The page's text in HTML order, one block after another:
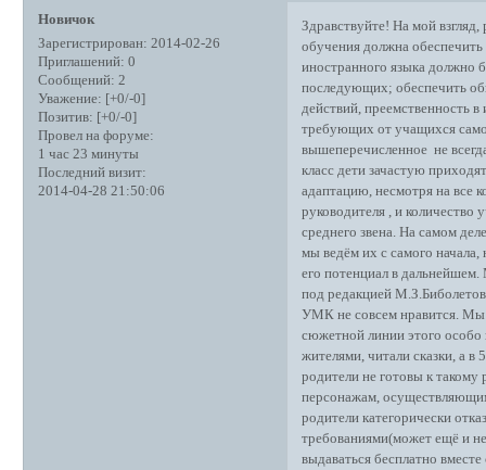
Новичок
Зарегистрирован: 2014-02-26
Приглашений: 0
Сообщений: 2
Уважение: [+0/-0]
Позитив: [+0/-0]
Провел на форуме:
1 час 23 минуты
Последний визит:
2014-04-28 21:50:06
Здравствуйте! На мой
обучения должна
иностранного языка должно
последующих; обеспечить
действий, преемственность
требующих от учащихся
вышеперечисленное не
класс дети зачастую
адаптацию, несмотря на все
руководителя , и
среднего звена. На самом
мы ведём их с самого
его потенциал в
под редакцией
УМК не совсем нравится. Мы
сюжетной линии этого особо
жителями, читали сказки, а
родители не готовы к
персонажам,
родители категорически
требованиями(может ещё и
выдаваться бесплатно